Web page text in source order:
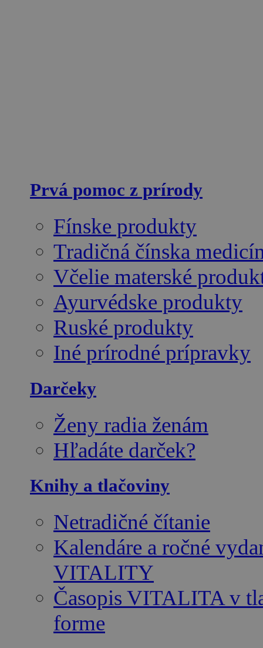
Prvá pomoc z prírody
Fínske produkty
Tradičná čínska
Včelie materské
Ayurvédske produkty
Ruské produkty
Iné prírodné prípravky
Darčeky
Ženy radia ženám
Hľadáte darček?
Knihy a tlačoviny
Netradičné čítanie
Kalendáre a ročné
VITALITY
Časopis VITALITA v
forme